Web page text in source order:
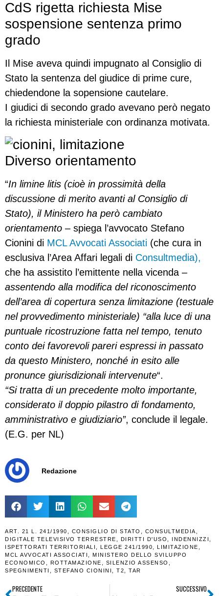
CdS rigetta richiesta Mise
sospensione sentenza primo
grado
Il Mise aveva quindi impugnato al Consiglio di
Stato la sentenza del giudice di prime cure,
chiedendone la sopensione cautelare.
I giudici di secondo grado avevano però negato
la richiesta ministeriale con ordinanza motivata.
Diverso orientamento
“In limine litis (cioè in prossimità della
discussione di merito avanti al Consiglio di
Stato), il Ministero ha però cambiato
orientamento – spiega l’avvocato Stefano
Cionini di MCL Avvocati Associati (che cura in
esclusiva l’Area Affari legali di Consultmedia),
che ha assistito l’emittente nella vicenda –
assentendo alla modifica del riconoscimento
dell’area di copertura senza limitazione (testuale
nel provvedimento ministeriale) “alla luce di una
puntuale ricostruzione fatta nel tempo, tenuto
conto dei favorevoli pareri espressi in passato
da questo Ministero, nonché in esito alle
pronunce giurisdizionali intervenute“.
“Si tratta di un precedente molto importante,
considerato il doppio pilastro di fondamento,
amministrativo e giudiziario”, conclude il legale.
(E.G. per NL)
Redazione
ART. 21 L. 241/1990 , CONSIGLIO DI STATO , CONSULTMEDIA,
DIGITALE TELEVISIVO TERRESTRE , DIRITTI D'USO , INDENNIZZI ,
ISPETTORATI TERRITORIALI , LEGGE 241/1990, LIMITAZIONE ,
MCL AVVOCATI ASSOCIATI , MINISTERO DELLO SVILUPPO
ECONOMICO , ROTTAMAZIONE , SILENZIO ASSENSO ,
SPEGNIMENTI , STEFANO CIONINI , T2, TAR
PRECEDENTE SUCCESSIVO